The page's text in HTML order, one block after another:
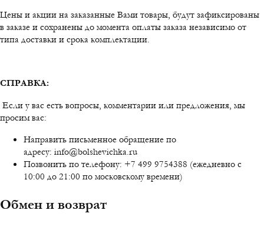
Цены и акции на заказанные Вами товары, будут зафиксированы
в заказе и сохранены до момента оплаты заказа независимо от
типа доставки и срока комплектации.
СПРАВКА:
Если у вас есть вопросы, комментарии или предложения, мы
просим вас:
Направить письменное обращение по
адресу: info@bolshevichka.ru
Позвонить по телефону: +7 499 9754388 (ежедневно с
10:00 до 21:00 по московскому времени)
Обмен и возврат